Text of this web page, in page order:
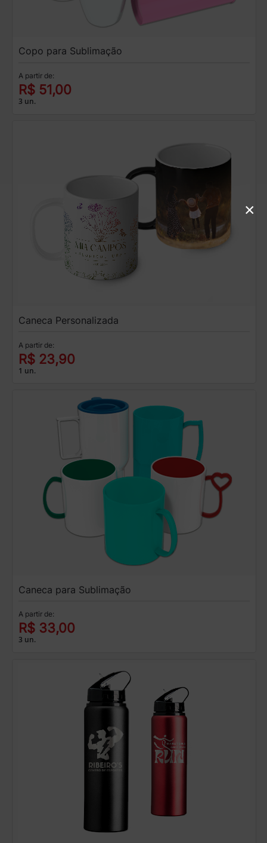
Copo para Sublimação
A partir de:
R$ 51,00
3 un.
Caneca Personalizada
A partir de:
R$ 23,90
1 un.
Caneca para Sublimação
A partir de:
R$ 33,00
3 un.
×